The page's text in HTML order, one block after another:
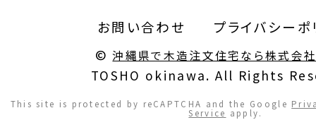
お問い合わせ プライバシー
©沖縄県で木造注文住宅なら株式会
TOSHO okinawa. All Rights
This site is protected by reCAPTCHA and the Google
Service apply.